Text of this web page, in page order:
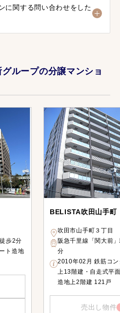
に関する問い合わせをした
ループの分譲マンショ
歩2分
ト造地
BELISTA吹田山手町
吹田市山手町３丁目
阪急千里線「関大前
分
2010年02月 鉄筋コ
上13階建・自走式平
造地上2階建 121戸
売出し物件